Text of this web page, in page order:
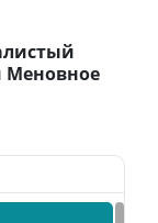
Меновное